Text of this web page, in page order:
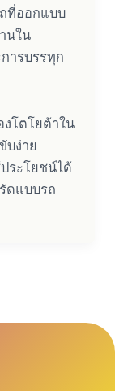
ที่ออกแบบ
นใน
ารบรรทุก
โตโยต้าใน
บง่าย
ระโยชน์ได้
ดแบบรถ